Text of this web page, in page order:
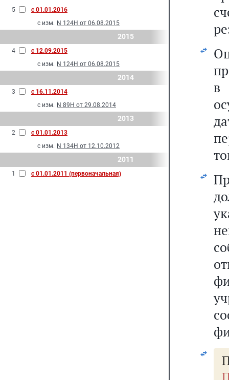
5
с 01.01.2016
с изм. N 124Н от 06.08.2015
2015
4
с 12.09.2015
с изм. N 124Н от 06.08.2015
2014
3
с 16.11.2014
с изм. N 89Н от 29.08.2014
2013
2
с 01.01.2013
с изм. N 134Н от 12.10.2012
2011
1 с 01.01.2011 (первоначальная)
в